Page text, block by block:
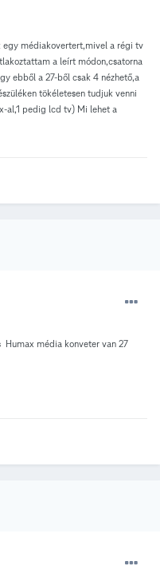
egy médiakovertert,mivel a régi tv
a leírt módon,csatorna
ebből a 27-ből csak 4 nézhető,a
tökéletesen tudjuk venni
al,1 pedig lcd tv) Mi lehet a
média konveter van 27